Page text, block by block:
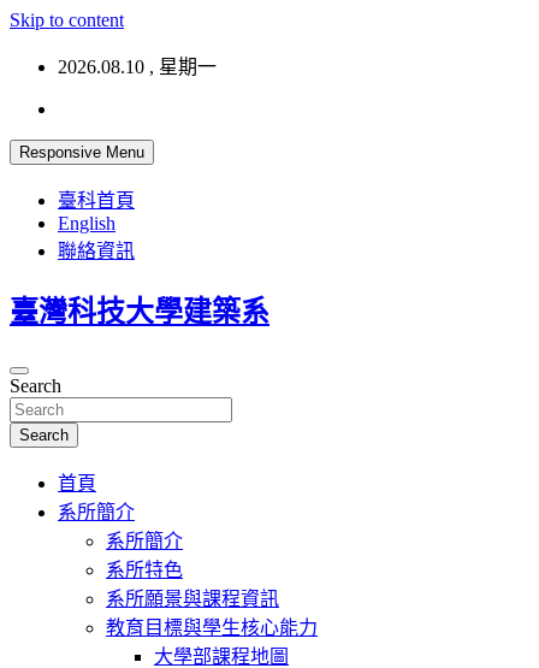
Skip to content
2026.08.10 , 星期一
Responsive Menu
臺科首頁
English
聯絡資訊
臺灣科技大學建築系
Search
Search
首頁
系所簡介
系所簡介
系所特色
系所願景與課程資訊
教育目標與學生核心能力
大學部課程地圖